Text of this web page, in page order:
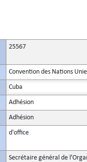
25567
Convention des Nations
Cuba
Adhésion
Adhésion
d'office
Secrétaire général de